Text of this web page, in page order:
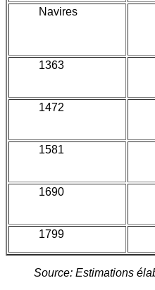
Navires
1363
1472
1581
1690
1799
Source: Estimations